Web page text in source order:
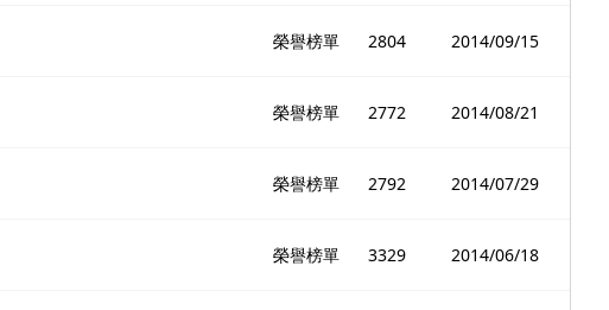
榮譽榜單 2804 2014/09/15
榮譽榜單 2772 2014/08/21
榮譽榜單 2792 2014/07/29
榮譽榜單 3329 2014/06/18